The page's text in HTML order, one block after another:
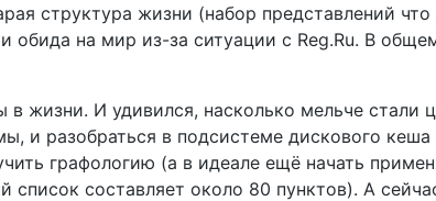
структура жизни (набор представлений что
на мир из-за ситуации с Reg.Ru. В
жизни. И удивился, насколько мельче стали
и разобраться в подсистеме дискового кеша
графологию (а в идеале ещё начать
список составляет около 80 пунктов). А